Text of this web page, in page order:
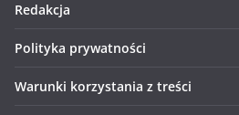
Redakcja
Polityka prywatności
Warunki korzystania z treści